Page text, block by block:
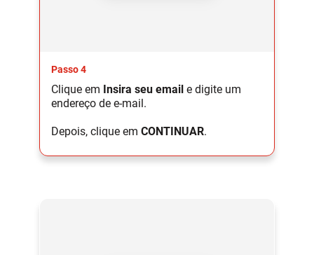
Passo 4
Clique em Insira seu email e digite um
endereço de e-mail.
Depois, clique em CONTINUAR.